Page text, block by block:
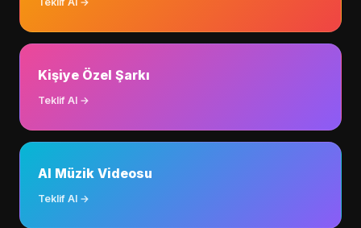
Kişiye Özel Şarkı
Teklif Al →
AI Müzik Videosu
Teklif Al →